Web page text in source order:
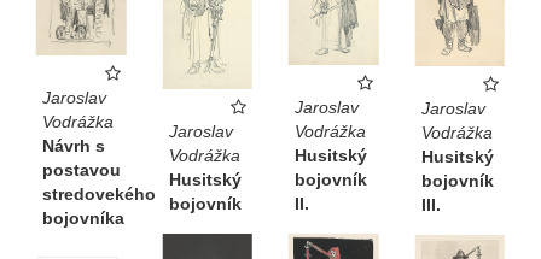
Jaroslav
Vodrážka
Návrh s
postavou
stredovekého
bojovníka
Jaroslav
Vodrážka
Husitský
bojovník
Jaroslav
Vodrážka
Husitský
bojovník
II.
Jaroslav
Vodrážka
Husitský
bojovník
III.